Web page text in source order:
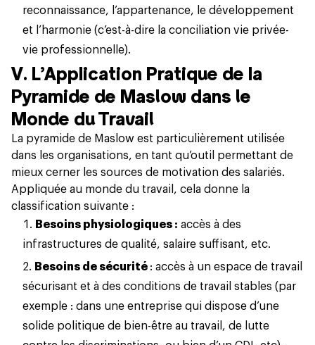
reconnaissance, l’appartenance, le développement
et l’harmonie (c’est-à-dire la conciliation vie privée-
vie professionnelle).
V. L’Application Pratique de la
Pyramide de Maslow dans le
Monde du Travail
La pyramide de Maslow est particulièrement utilisée
dans les organisations, en tant qu’outil permettant de
mieux cerner les sources de motivation des salariés.
Appliquée au monde du travail, cela donne la
classification suivante :
Besoins physiologiques : accès à des
infrastructures de qualité, salaire suffisant, etc.
Besoins de sécurité : accès à un espace de travail
sécurisant et à des conditions de travail stables (par
exemple : dans une entreprise qui dispose d’une
solide politique de bien-être au travail, de lutte